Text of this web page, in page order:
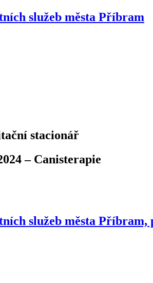
služeb města Příbram
stacionář
– Canisterapie
služeb města Příbram,